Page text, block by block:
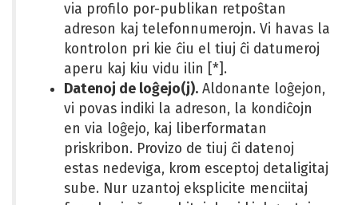
via profilo por-publikan retpoŝtan
adreson kaj telefonnumerojn. Vi havas la
kontrolon pri kie ĉiu el tiuj ĉi datumeroj
aperu kaj kiu vidu ilin [*].
Datenoj de loĝejo(j). Aldonante loĝejon,
vi povas indiki la adreson, la kondiĉojn
en via loĝejo, kaj liberformatan
priskribon. Provizo de tiuj ĉi datenoj
estas nedeviga, krom esceptoj detaligitaj
sube. Nur uzantoj eksplicite menciitaj